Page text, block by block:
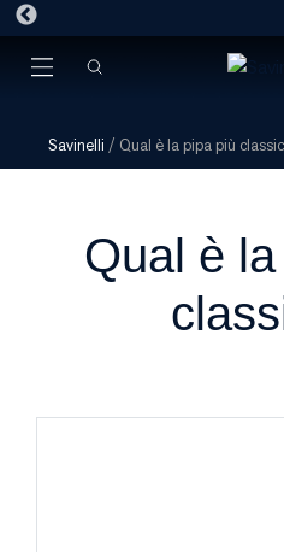
Savinelli / Qual è la pipa più
Qual è